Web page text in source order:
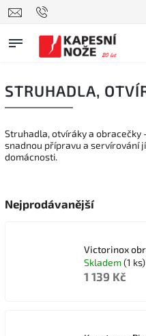
STRUHADLA,
Struhadla, otvíráky a obracečky
snadnou přípravu a servírování
domácnosti.
Nejprodávanější
Victorinox
Skladem(1 ks)
1 139 Kč